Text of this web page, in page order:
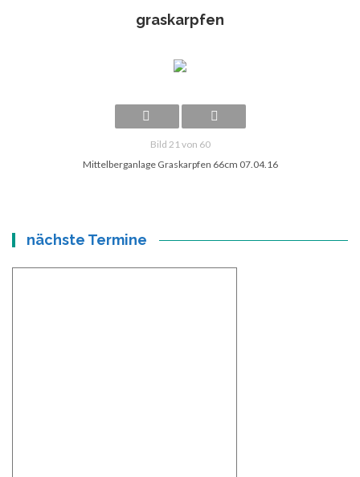
graskarpfen
Bild 21 von 60
Mittelberganlage Graskarpfen 66cm 07.04.16
nächste Termine